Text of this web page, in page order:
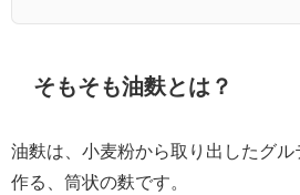
そもそも油麩とは？
油麩は、小麦粉から取り出したグ
作る、筒状の麩です。